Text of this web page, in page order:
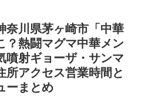
奈川県茅ヶ崎市「中華
？熱闘マグマ中華メン
噴射ギョーザ・サンマ
所アクセス営業時間と
ーまとめ